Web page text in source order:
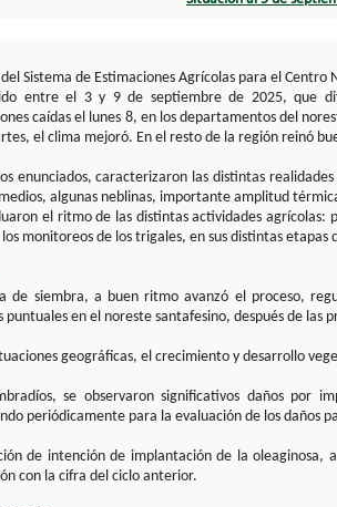
Sistema de Estimaciones Agrícolas para el
entre el 3 y 9 de septiembre de 2025, que
caídas el lunes 8, en los departamentos del
el clima mejoró. En el resto de la región reinó
enunciados, caracterizaron las distintas
algunas neblinas, importante amplitud
el ritmo de las distintas actividades
monitoreos de los trigales, en sus distintas etapas
de siembra, a buen ritmo avanzó el proceso,
puntuales en el noreste santafesino, después de
geográficas, el crecimiento y desarrollo
se observaron significativos daños por
periódicamente para la evaluación de los daños
de intención de implantación de la
con la cifra del ciclo anterior.